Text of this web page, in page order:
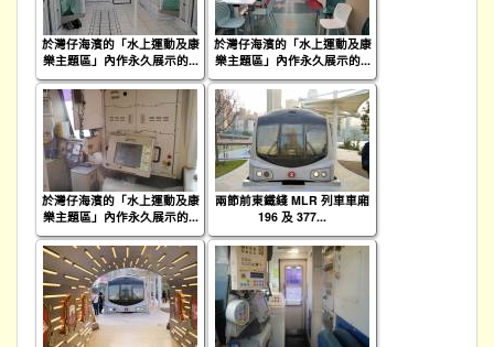
於灣仔海濱的「水上運動及康
樂主題區」內作永久展示的...
於灣仔海濱的「水上運動及康
樂主題區」內作永久展示的...
於灣仔海濱的「水上運動及康
樂主題區」內作永久展示的...
兩節前東鐵綫 MLR 列車車廂
196 及 377...